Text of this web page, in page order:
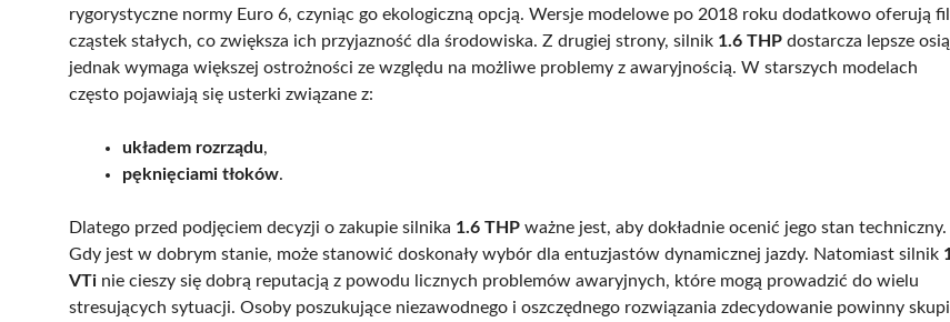
rygorystyczne normy Euro 6, czyniąc go ekologiczną opcją. Wersje modelowe po 2018 roku dodatkowo oferują
cząstek stałych, co zwiększa ich przyjazność dla środowiska. Z drugiej strony, silnik 1.6 THP dostarcza lepsze
jednak wymaga większej ostrożności ze względu na możliwe problemy z awaryjnością. W starszych modelach
często pojawiają się usterki związane z:
układem rozrządu,
pęknięciami tłoków.
Dlatego przed podjęciem decyzji o zakupie silnika 1.6 THP ważne jest, aby dokładnie ocenić jego stan techniczny.
Gdy jest w dobrym stanie, może stanowić doskonały wybór dla entuzjastów dynamicznej jazdy. Natomiast silnik
VTi nie cieszy się dobrą reputacją z powodu licznych problemów awaryjnych, które mogą prowadzić do wielu
stresujących sytuacji. Osoby poszukujące niezawodnego i oszczędnego rozwiązania zdecydowanie powinny